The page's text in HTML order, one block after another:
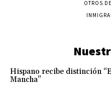
OTROS
Hispano recibe distinción
Mancha”